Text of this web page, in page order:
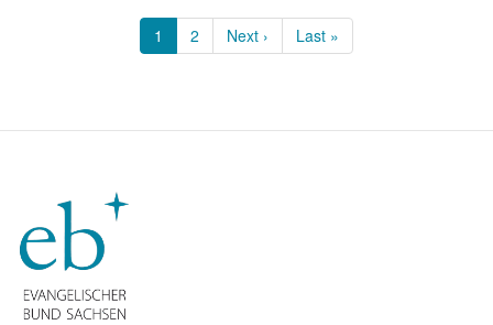
Seitennummerierung
Aktuelle
Seite
1 Page
2
Nächste
Seite
Next ›
Letzte
Seite
Last »